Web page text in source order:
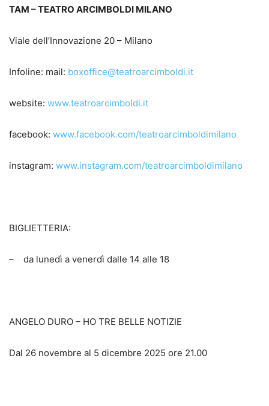
TAM – TEATRO ARCIMBOLDI MILANO
Viale dell’Innovazione 20 – Milano
Infoline: mail: boxoffice@teatroarcimboldi.it
website: www.teatroarcimboldi.it
facebook: www.facebook.com/teatroarcimboldimilano
instagram: www.instagram.com/teatroarcimboldimilano
BIGLIETTERIA:
– da lunedì a venerdì dalle 14 alle 18
ANGELO DURO – HO TRE BELLE NOTIZIE
Dal 26 novembre al 5 dicembre 2025 ore 21.00